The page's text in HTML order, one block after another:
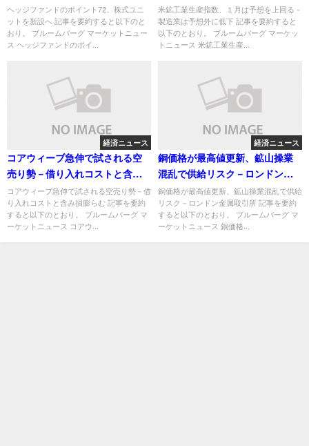
ヘッジファンドのポイント72、株式ユニ
ットを新設へ 記事を要約すると以下のと
おり。 ブルームバーグ マーケットニュー
ス ヘッジファンドのポイ...
下
米鉱工業生産指数、１月は予想を上回る－
製造業は予想外に低下 記事を要約すると
以下のとおり。 ブルームバーグ マーケッ
トニュース 米鉱工業生産...
経済ニュース
コアウィーブ急伸で試される空
売り勢－借り入れコストと含み
損膨らむ
コアウィーブ急伸で試される空売り勢－借
り入れコストと含み損膨らむ 記事を要約
すると以下のとおり。 ブルームバーグ マ
ーケットニュース コアウ...
経済ニュース
銅価格が最高値更新、鉱山操業
混乱で供給リスク－ロンドン金
属取引所
銅価格が最高値更新、鉱山操業混乱で供給
リスク－ロンドン金属取引所 記事を要約
すると以下のとおり。 ブルームバーグ マ
ーケットニュース 銅価格...